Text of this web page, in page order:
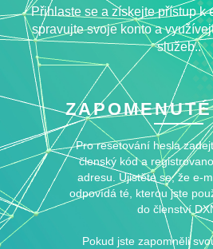
Přihlaste se a získejte přístup k
spravujte svoje konto a
služeb..
Pro resetování hesla
členský kód a
adresu. Ujistěte se, že e-
odpovídá té, kterou jste
do členství
Pokud jste zapomněli